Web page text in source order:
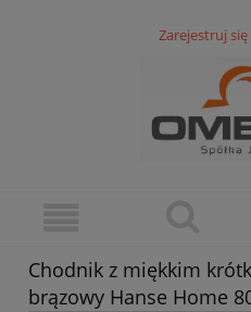
Zarejestruj się
Chodnik z miękkim
brązowy Hanse Home